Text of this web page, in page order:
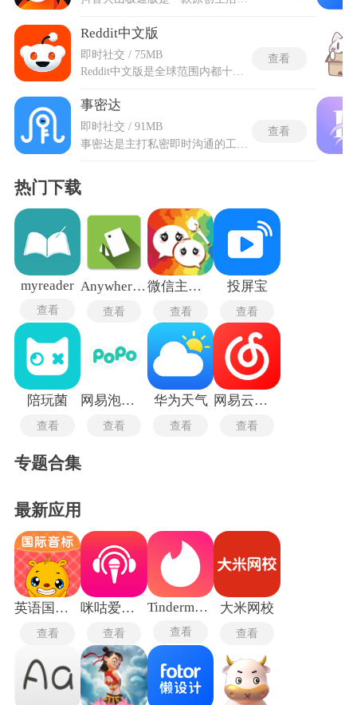
Reddit中文版
即时社交 / 75MB
查看
事密达
即时社交 / 91MB
查看
热门下载
myreader
查看
Anywhere虚拟位置
查看
微信主题助手
查看
投屏宝
查看
陪玩菌
查看
网易泡泡聊天
查看
华为天气
查看
网易云音乐旧版本
查看
专题合集
最新应用
英语国际音标
查看
咪咕爱唱手机版
查看
Tindermatch
查看
大米网校
查看